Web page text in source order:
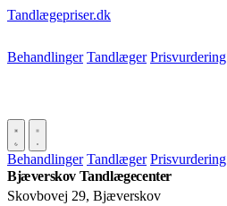
Tandlægepriser.dk
Behandlinger Tandlæger Prisvurdering
Behandlinger Tandlæger Prisvurdering
Bjæverskov Tandlægecenter
Skovbovej 29, Bjæverskov